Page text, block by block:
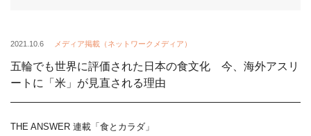
2021.10.6 メディア掲載（ネットワークメディア）
五輪でも世界に評価された日本の食文化 今、海外アスリ
ートに「米」が見直される理由
THE ANSWER 連載「食とカラダ」